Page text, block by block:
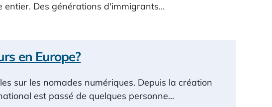
entier. Des générations d'immigrants…
en Europe?
sur les nomades numériques. Depuis la création
est passé de quelques personne…